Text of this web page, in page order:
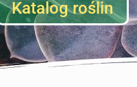
Katalog roślin